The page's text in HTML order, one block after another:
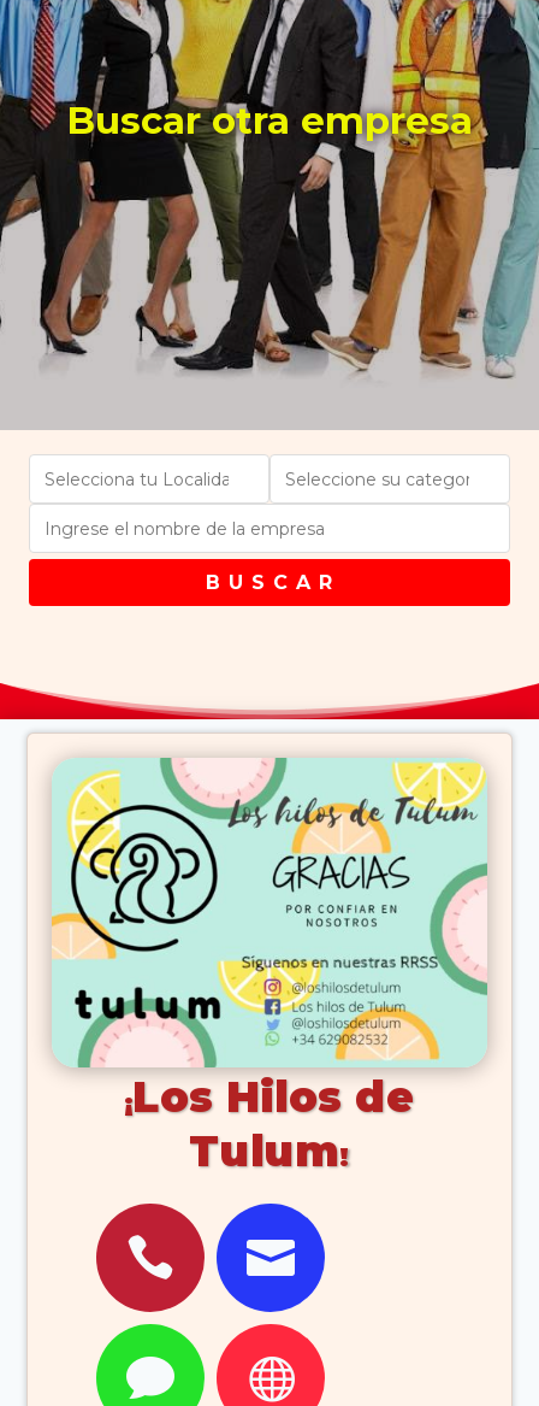
Buscar otra empresa
B U S C A R
Los Hilos de
Tulum
 
 